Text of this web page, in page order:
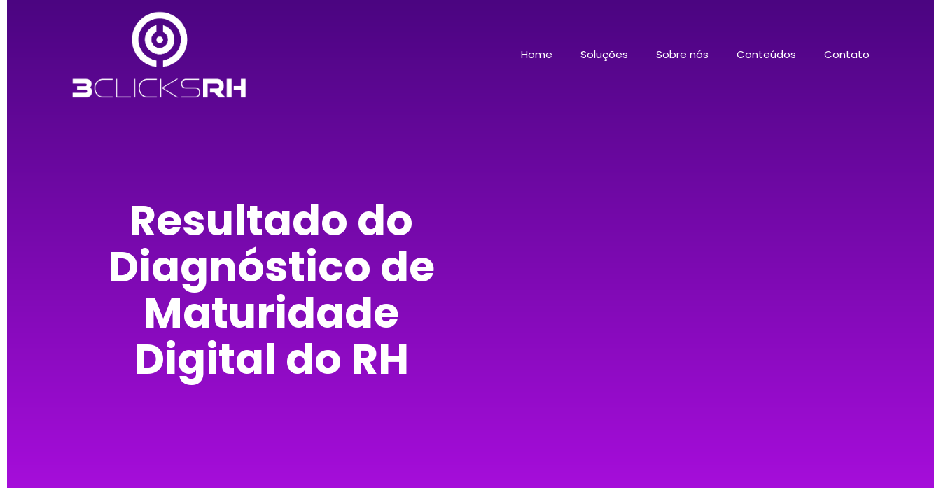
Home Soluções Sobre nós Conteúdos Contato
Resultado do
Diagnóstico de
Maturidade
Digital do RH